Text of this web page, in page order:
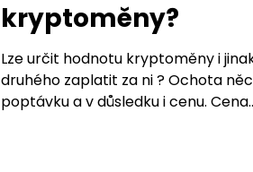
kryptoměny?
Lze určit hodnotu kryptoměny i
druhého zaplatit za ni ? Ochota
poptávku a v důsledku i cenu.